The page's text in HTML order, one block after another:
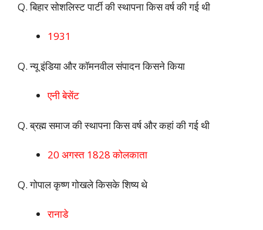
Q. बिहार सोशलिस्ट पार्टी की स्थापना किस वर्ष की गई थी
1931
Q. न्यू इंडिया और कॉमनवील संपादन किसने किया
एनी बेसेंट
Q. ब्रह्म समाज की स्थापना किस वर्ष और कहां की गई थी
20 अगस्त 1828 कोलकाता
Q. गोपाल कृष्ण गोखले किसके शिष्य थे
रानाडे